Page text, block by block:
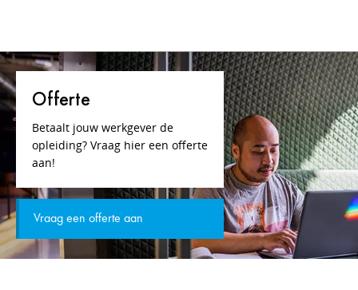
Offerte
Betaalt jouw werkgever de
opleiding? Vraag hier een offerte
aan!
Vraag een offerte aan